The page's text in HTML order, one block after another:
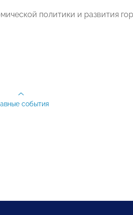
политики и развития
события